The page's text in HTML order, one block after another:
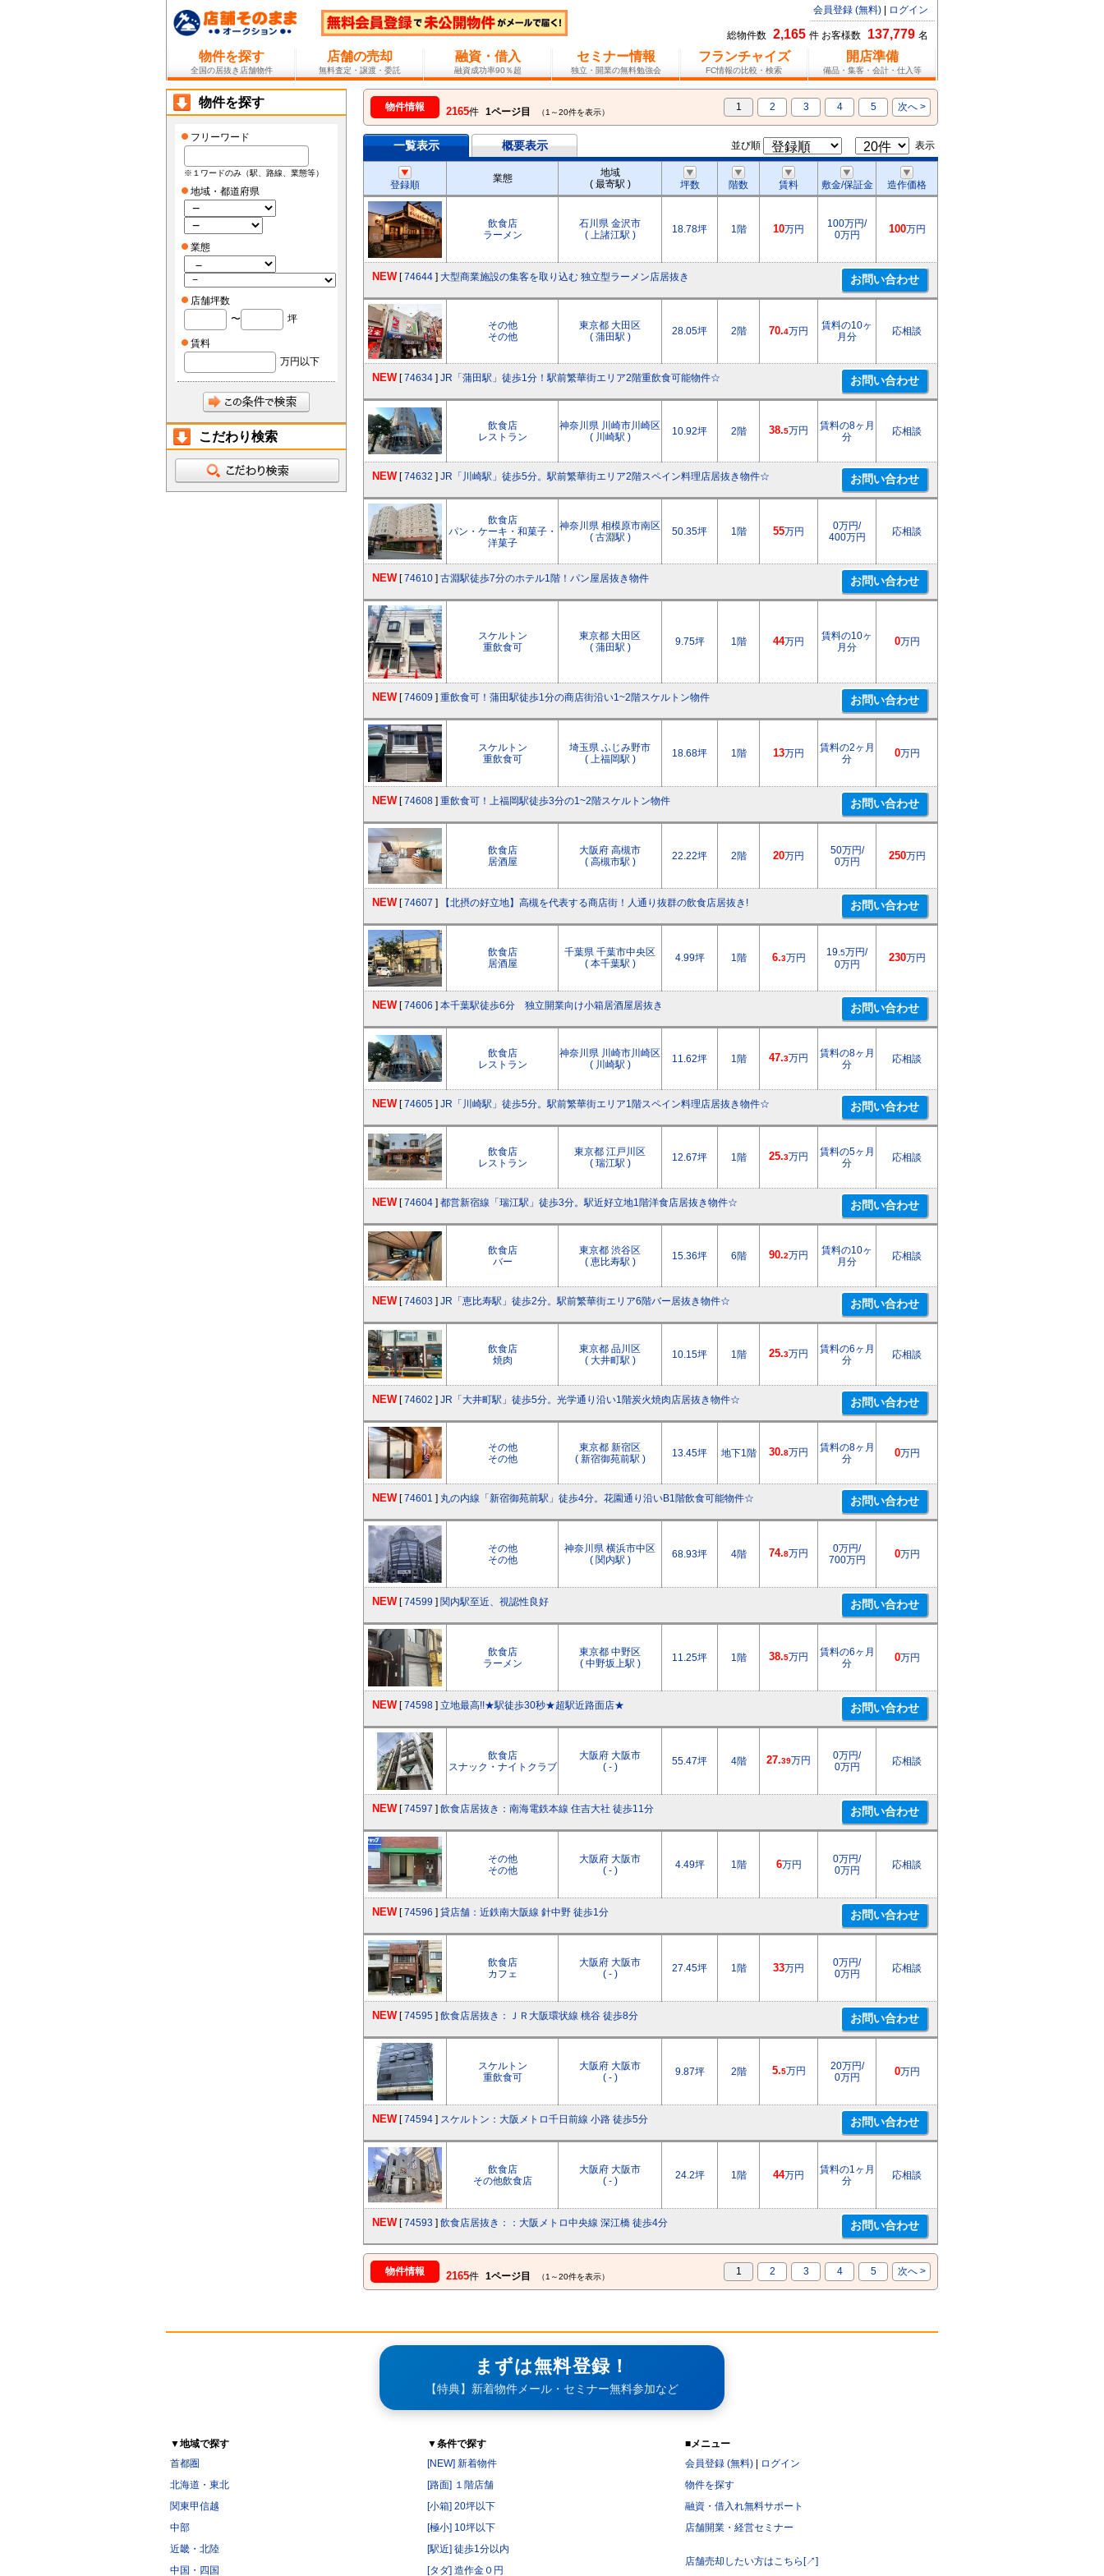
会員登録 (無料) ログイン
総物件数 2,165 件 お客様数 137,779 名
物件を探す
全国の居抜き店舗物件
店舗の売却
無料査定・譲渡・委託
融資・借入
融資成功率90％超
セミナー情報
独立・開業の無料勉強会
フランチャイズ
FC情報の比較・検索
開店準備
備品・集客・会計・仕入等
物件情報 2165件 1ページ目 （1～20件を表示） 1 2 3 4 5 次へ >
一覧表示 概要表示 表示
並び順
登録順
業態
地域
( 最寄駅 )
坪数 階数 賃料 敷金/保証金 造作価格
飲食店
ラーメン
石川県 金沢市
( 上諸江駅 )
18.78坪 1階 10万円
100万円/
0万円
100万円
NEW [74644 ] 大型商業施設の集客を取り込む 独立型ラーメン店居抜き
その他
その他
東京都 大田区
( 蒲田駅 )
28.05坪 2階 70.4万円
賃料の10ヶ
月分
応相談
NEW [74634 ] JR「蒲田駅」徒歩1分！駅前繁華街エリア2階重飲食可能物件☆
飲食店
レストラン
神奈川県 川崎市川崎区
( 川崎駅 )
10.92坪 2階 38.5万円
賃料の8ヶ月
分
応相談
NEW [74632 ] JR「川崎駅」徒歩5分。駅前繁華街エリア2階スペイン料理店居抜き物件☆
飲食店
パン・ケーキ・和菓子・
洋菓子
神奈川県 相模原市南区
( 古淵駅 )
50.35坪 1階 55万円
0万円/
400万円
応相談
NEW [74610 ] 古淵駅徒歩7分のホテル1階！パン屋居抜き物件
スケルトン
重飲食可
東京都 大田区
( 蒲田駅 )
9.75坪 1階 44万円
賃料の10ヶ
月分
0万円
NEW [74609 ] 重飲食可！蒲田駅徒歩1分の商店街沿い1~2階スケルトン物件
スケルトン
重飲食可
埼玉県 ふじみ野市
( 上福岡駅 )
18.68坪 1階 13万円
賃料の2ヶ月
分
0万円
NEW [74608 ] 重飲食可！上福岡駅徒歩3分の1~2階スケルトン物件
飲食店
居酒屋
大阪府 高槻市
( 高槻市駅 )
22.22坪 2階 20万円
50万円/
0万円
250万円
NEW [74607 ] 【北摂の好立地】高槻を代表する商店街！人通り抜群の飲食店居抜き!
飲食店
居酒屋
千葉県 千葉市中央区
( 本千葉駅 )
4.99坪 1階 6.3万円 19.5万円/
0万円
230万円
NEW [74606 ] 本千葉駅徒歩6分 独立開業向け小箱居酒屋居抜き
飲食店
レストラン
神奈川県 川崎市川崎区
( 川崎駅 )
11.62坪 1階 47.3万円
賃料の8ヶ月
分
応相談
NEW [74605 ] JR「川崎駅」徒歩5分。駅前繁華街エリア1階スペイン料理店居抜き物件☆
飲食店
レストラン
東京都 江戸川区
( 瑞江駅 )
12.67坪 1階 25.3万円
賃料の5ヶ月
分
応相談
NEW [74604 ] 都営新宿線「瑞江駅」徒歩3分。駅近好立地1階洋食店居抜き物件☆
飲食店
バー
東京都 渋谷区
( 恵比寿駅 )
15.36坪 6階 90.2万円
賃料の10ヶ
月分
応相談
NEW [74603 ] JR「恵比寿駅」徒歩2分。駅前繁華街エリア6階バー居抜き物件☆
飲食店
焼肉
東京都 品川区
( 大井町駅 )
10.15坪 1階 25.3万円
賃料の6ヶ月
分
応相談
NEW [74602 ] JR「大井町駅」徒歩5分。光学通り沿い1階炭火焼肉店居抜き物件☆
その他
その他
東京都 新宿区
( 新宿御苑前駅 )
13.45坪 地下1階 30.8万円
賃料の8ヶ月
分
0万円
NEW [74601 ] 丸の内線「新宿御苑前駅」徒歩4分。花園通り沿いB1階飲食可能物件☆
その他
その他
神奈川県 横浜市中区
( 関内駅 )
68.93坪 4階 74.8万円
0万円/
700万円
0万円
NEW [74599 ] 関内駅至近、視認性良好
飲食店
ラーメン
東京都 中野区
( 中野坂上駅 )
11.25坪 1階 38.5万円
賃料の6ヶ月
分
0万円
NEW [74598 ] 立地最高!!★駅徒歩30秒★超駅近路面店★
飲食店
スナック・ナイトクラブ
大阪府 大阪市
( - )
55.47坪 4階 27.39万円
0万円/
0万円
応相談
NEW [74597 ] 飲食店居抜き：南海電鉄本線 住吉大社 徒歩11分
その他
その他
大阪府 大阪市
( - )
4.49坪 1階 6万円
0万円/
0万円
応相談
NEW [74596 ] 貸店舗：近鉄南大阪線 針中野 徒歩1分
飲食店
カフェ
大阪府 大阪市
( - )
27.45坪 1階 33万円
0万円/
0万円
応相談
NEW [74595 ] 飲食店居抜き：ＪＲ大阪環状線 桃谷 徒歩8分
スケルトン
重飲食可
大阪府 大阪市
( - )
9.87坪 2階 5.5万円
20万円/
0万円
0万円
NEW [74594 ] スケルトン：大阪メトロ千日前線 小路 徒歩5分
飲食店
その他飲食店
大阪府 大阪市
( - )
24.2坪 1階 44万円
賃料の1ヶ月
分
応相談
NEW [74593 ] 飲食店居抜き：：大阪メトロ中央線 深江橋 徒歩4分
物件情報 2165件 1ページ目 （1～20件を表示） 1 2 3 4 5 次へ >
物件を探す
フリーワード
※１ワードのみ（駅、路線、業態等）
地域・都道府県
業態
店舗坪数
〜
坪
賃料
万円以下
こだわり検索
まずは無料登録！
【特典】新着物件メール・セミナー無料参加など
▼地域で探す
首都圏
北海道・東北
関東甲信越
中部
近畿・北陸
中国・四国
▼条件で探す
[NEW] 新着物件
[路面] １階店舗
[小箱] 20坪以下
[極小] 10坪以下
[駅近] 徒歩1分以内
[タダ] 造作金０円
■メニュー
会員登録 (無料)|
ログイン
物件を探す
融資・借入れ無料サポート
店舗開業・経営セミナー
店舗売却したい方はこちら[↗]